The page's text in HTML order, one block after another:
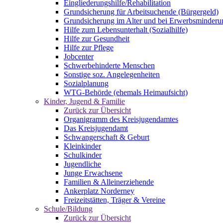
Eingliederungshilfe/Rehabilitation
Grundsicherung für Arbeitsuchende (Bürgergeld)
Grundsicherung im Alter und bei
Hilfe zum Lebensunterhalt (Sozialhilfe)
Hilfe zur Gesundheit
Hilfe zur Pflege
Jobcenter
Schwerbehinderte Menschen
Sonstige soz. Angelegenheiten
Sozialplanung
WTG-Behörde (ehemals Heimaufsicht)
Kinder, Jugend & Familie
Zurück zur Übersicht
Organigramm des Kreisjugendamtes
Das Kreisjugendamt
Schwangerschaft & Geburt
Kleinkinder
Schulkinder
Jugendliche
Junge Erwachsene
Familien & Alleinerziehende
Ankerplatz Norderney
Freizeitstätten, Träger & Vereine
Schule/Bildung
Zurück zur Übersicht